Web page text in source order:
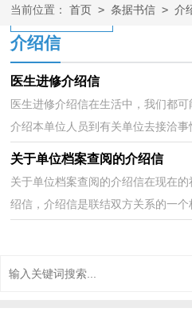
工作方案
当前位置： 首页 > 条据书信 > 介
介绍信
医生进修介绍信
医生进修介绍信在生活中，我们都
介绍本单位人员到有关单位去接洽事
你写介绍信时总是没有新意？以下是
关于单位档案查阅的介绍信
关于单位档案查阅的介绍信在现在
绍信，介绍信是联结双方关系的一